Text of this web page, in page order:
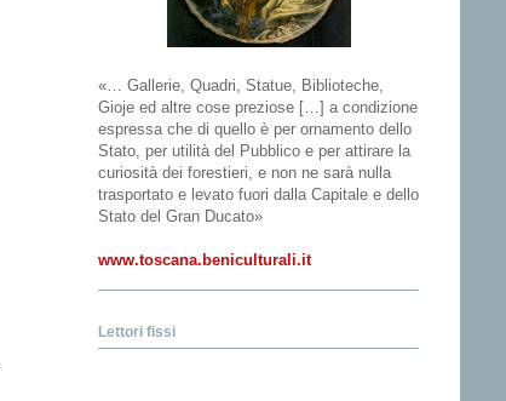
«… Gallerie, Quadri, Statue, Biblioteche,
Gioje ed altre cose preziose […] a condizione
espressa che di quello è per ornamento dello
Stato, per utilità del Pubblico e per attirare la
curiosità dei forestieri, e non ne sarà nulla
trasportato e levato fuori dalla Capitale e dello
Stato del Gran Ducato»
www.toscana.beniculturali.it
Lettori fissi